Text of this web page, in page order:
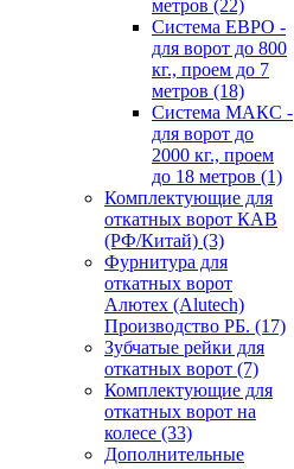
метров (22)
Система ЕВРО -
для ворот до 800
кг., проем до 7
метров (18)
Система МАКС -
для ворот до
2000 кг., проем
до 18 метров (1)
Комплектующие для
откатных ворот КАВ
(РФ/Китай) (3)
Фурнитура для
откатных ворот
Алютех (Alutech)
Производство РБ. (17)
Зубчатые рейки для
откатных ворот (7)
Комплектующие для
откатных ворот на
колесе (33)
Дополнительные